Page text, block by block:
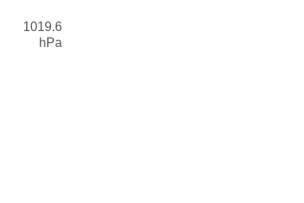
1019.6
hPa